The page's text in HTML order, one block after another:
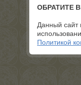
ОБРАТИТЕ
Данный сайт
Политикой